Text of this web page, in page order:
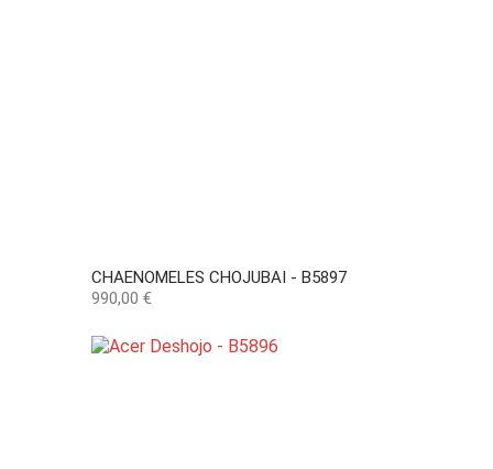
CHAENOMELES CHOJUBAI - B5897
Precio
990,00 €